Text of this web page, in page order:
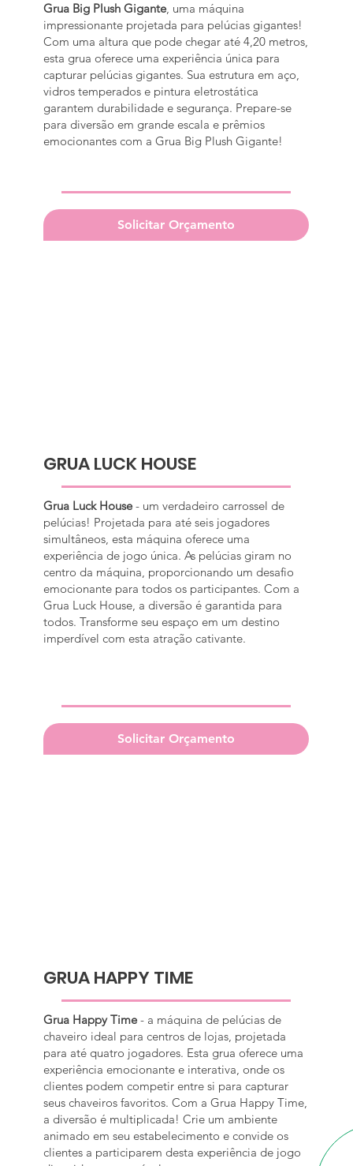
Grua Big Plush Gigante, uma máquina
impressionante projetada para pelúcias gigantes!
Com uma altura que pode chegar até 4,20 metros,
esta grua oferece uma experiência única para
capturar pelúcias gigantes. Sua estrutura em aço,
vidros temperados e pintura eletrostática
garantem durabilidade e segurança. Prepare-se
para diversão em grande escala e prêmios
emocionantes com a Grua Big Plush Gigante!
Solicitar Orçamento
GRUA LUCK HOUSE
Grua Luck House- um verdadeiro carrossel de
pelúcias! Projetada para até seis jogadores
simultâneos, esta máquina oferece uma
experiência de jogo única. As pelúcias giram no
centro da máquina, proporcionando um desafio
emocionante para todos os participantes. Com a
Grua Luck House, a diversão é garantida para
todos. Transforme seu espaço em um destino
imperdível com esta atração cativante.
Solicitar Orçamento
GRUA HAPPY TIME
Grua Happy Time- a máquina de pelúcias de
chaveiro ideal para centros de lojas, projetada
para até quatro jogadores. Esta grua oferece uma
experiência emocionante e interativa, onde os
clientes podem competir entre si para capturar
seus chaveiros favoritos. Com a Grua Happy Time,
a diversão é multiplicada! Crie um ambiente
animado em seu estabelecimento e convide os
clientes a participarem desta experiência de jogo